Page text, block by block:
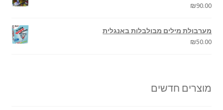
₪90.00
מערבולת מילים מבולבלות באנגלית
₪50.00
מוצרים חדשים